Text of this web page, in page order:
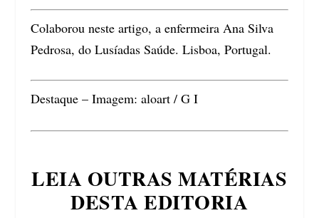
Colaborou neste artigo, a enfermeira Ana Silva
Pedrosa, do Lusíadas Saúde. Lisboa, Portugal.
Destaque – Imagem: aloart / G I
LEIA OUTRAS MATÉRIAS
DESTA EDITORIA